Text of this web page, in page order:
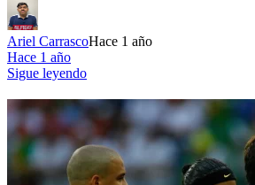
Ariel CarrascoHace 1 año
Hace 1 año
Sigue leyendo